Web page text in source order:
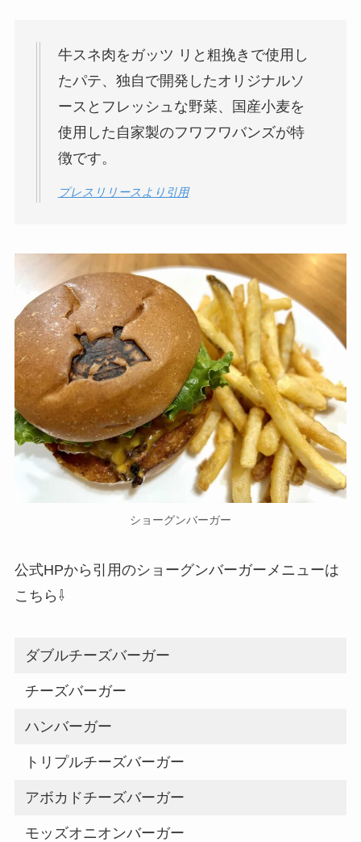
牛スネ肉をガッツ リと粗挽きで使用し
たパテ、独自で開発したオリジナルソ
ースとフレッシュな野菜、国産小麦を
使用した自家製のフワフワバンズが特
徴です。
プレスリリースより引用
ショーグンバーガー
公式HPから引用のショーグンバーガーメニューは
こちら⇩
ダブルチーズバーガー
チーズバーガー
ハンバーガー
トリプルチーズバーガー
アボカドチーズバーガー
モッズオニオンバーガー